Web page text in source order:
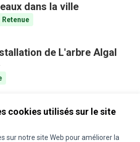
cookies utilisés sur le site
sur notre site Web pour améliorer la
dans la ville
Retenue
de L'arbre Algal